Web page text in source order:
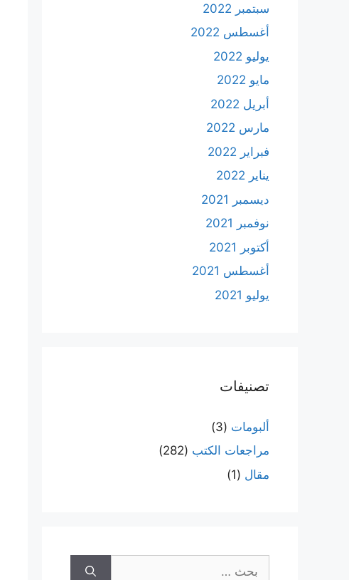
سبتمبر 2022
أغسطس 2022
يوليو 2022
مايو 2022
أبريل 2022
مارس 2022
فبراير 2022
يناير 2022
ديسمبر 2021
نوفمبر 2021
أكتوبر 2021
أغسطس 2021
يوليو 2021
تصنيفات
ألبومات (3)
مراجعات الكتب (282)
مقال (1)